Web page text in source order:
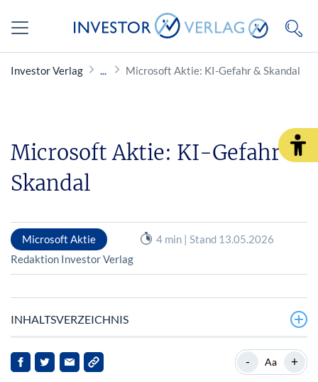
Investor Verlag Microsoft Aktie: KI-Gefahr & Skandal
Microsoft Aktie: KI-Gefahr &
Skandal
Microsoft Aktie
4 min | Stand 13.05.2026
Redaktion Investor Verlag
INHALTSVERZEICHNIS
Warum große Hedgefonds die Microsoft Aktie jetzt
abstoßen
- Aa +